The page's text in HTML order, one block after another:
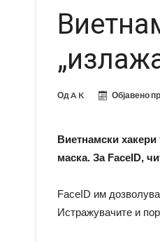
ОдA K Објавено
Виетнамски хакери
маска. За FaceID,
FaceID им
Истражувачите и